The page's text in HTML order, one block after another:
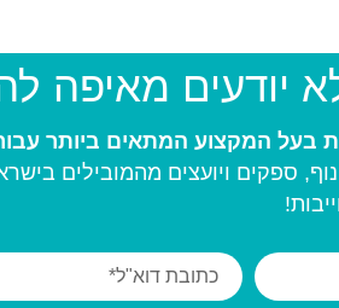
יודעים מאיפה
ספקים ויועצים מהמובילים